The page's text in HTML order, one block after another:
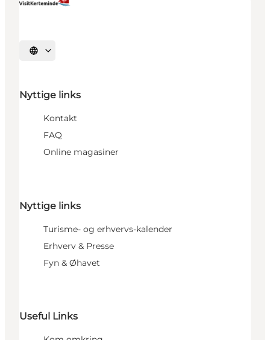
Vælg sprog
Nyttige links
Kontakt
FAQ
Online magasiner
Nyttige links
Turisme- og erhvervs-kalender
Erhverv & Presse
Fyn & Øhavet
Useful Links